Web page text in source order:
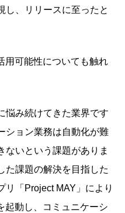
し、リリースに至ったと
用可能性についても触れ
悩み続けてきた業界です
ション業務は自動化が難
ないという課題がありま
た課題の解決を目指した
リ「Project MAY」により
起動し、コミュニケーシ